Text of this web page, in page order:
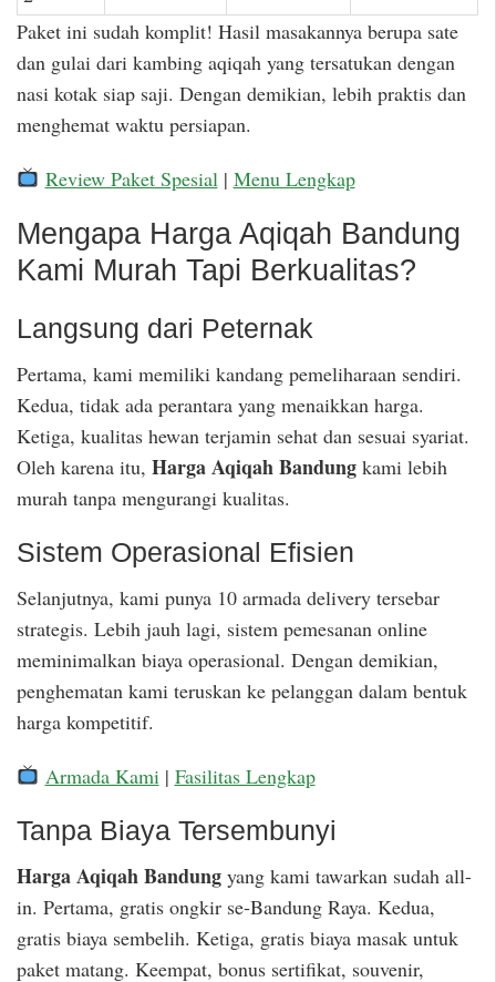
Paket ini sudah komplit! Hasil masakannya berupa sate
dan gulai dari kambing aqiqah yang tersatukan dengan
nasi kotak siap saji. Dengan demikian, lebih praktis dan
menghemat waktu persiapan.
Review Paket Spesial | Menu Lengkap
Mengapa Harga Aqiqah Bandung
Kami Murah Tapi Berkualitas?
Langsung dari Peternak
Pertama, kami memiliki kandang pemeliharaan sendiri.
Kedua, tidak ada perantara yang menaikkan harga.
Ketiga, kualitas hewan terjamin sehat dan sesuai syariat.
Oleh karena itu, Harga Aqiqah Bandung kami lebih
murah tanpa mengurangi kualitas.
Sistem Operasional Efisien
Selanjutnya, kami punya 10 armada delivery tersebar
strategis. Lebih jauh lagi, sistem pemesanan online
meminimalkan biaya operasional. Dengan demikian,
penghematan kami teruskan ke pelanggan dalam bentuk
harga kompetitif.
Armada Kami | Fasilitas Lengkap
Tanpa Biaya Tersembunyi
Harga Aqiqah Bandung yang kami tawarkan sudah all-
in. Pertama, gratis ongkir se-Bandung Raya. Kedua,
gratis biaya sembelih. Ketiga, gratis biaya masak untuk
paket matang. Keempat, bonus sertifikat, souvenir,